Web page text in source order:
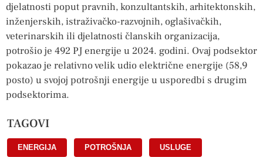
djelatnosti poput pravnih, konzultantskih, arhitektonskih,
inženjerskih, istraživačko-razvojnih, oglašivačkih,
veterinarskih ili djelatnosti članskih organizacija,
potrošio je 492 PJ energije u 2024. godini. Ovaj podsektor
pokazao je relativno velik udio električne energije (58,9
posto) u svojoj potrošnji energije u usporedbi s drugim
podsektorima.
TAGOVI
ENERGIJA POTROŠNJA USLUGE